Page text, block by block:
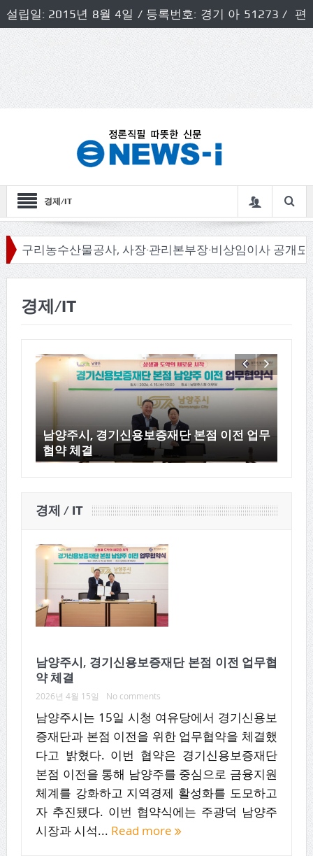
설립일: 2015년 8월 4일 / 등록번호: 경기 아 51273 / 편
집인 및 발행인: 허득천 / 개인정보책임자 및 청소년보호호
책임자: 최상규
경제/IT
산물공사, 사장·관리본부장·비상임이사 공개모집 신
경제/IT
남양주시, 경기신용보증재단 본점 이전 업무
협약 체결
선
경제 / IT
남양주시, 경기신용보증재단 본점 이전 업무협
약 체결
2026년 4월 15일 No comments
남양주시는 15일 시청 여유당에서 경기신용보
증재단과 본점 이전을 위한 업무협약을 체결했
다고 밝혔다. 이번 협약은 경기신용보증재단
본점 이전을 통해 남양주를 중심으로 금융지원
체계를 강화하고 지역경제 활성화를 도모하고
자 추진됐다. 이번 협약식에는 주광덕 남양주
시장과 시석... Read more